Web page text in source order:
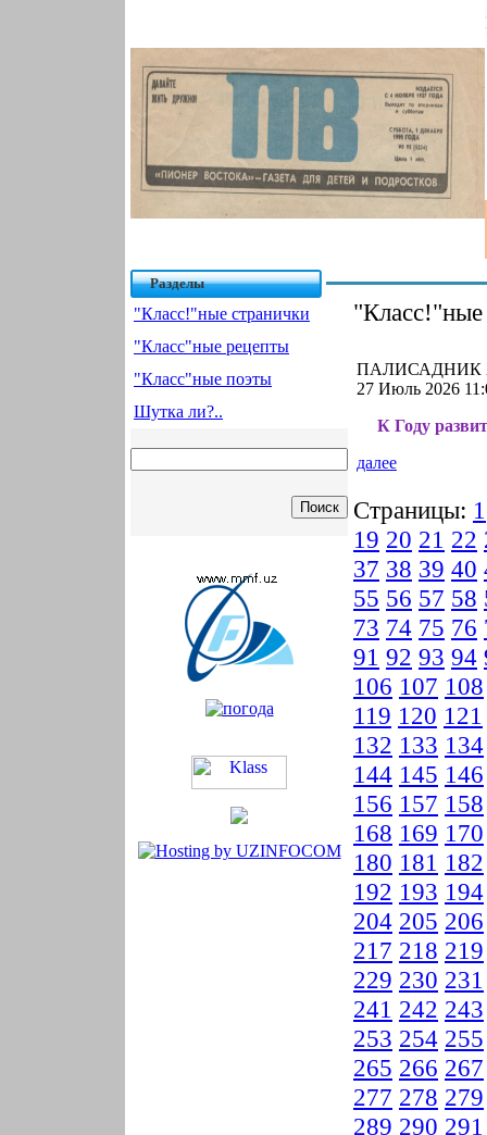
Разделы
"Класс!"ные странички
"Класс"ные рецепты
"Класс"ные поэты
Шутка ли?..
"Класс!"ные
ПАЛИСАДНИК
27 Июль 2026
К Году
далее
Страницы: 1
19 20 21 22
37 38 39 40
55 56 57 58
73 74 75 76
91 92 93 94
106 107 108
119 120 121
132 133 134
144 145 146
156 157 158
168 169 170
180 181 182
192 193 194
204 205 206
217 218 219
229 230 231
241 242 243
253 254 255
265 266 267
277 278 279
289 290 291